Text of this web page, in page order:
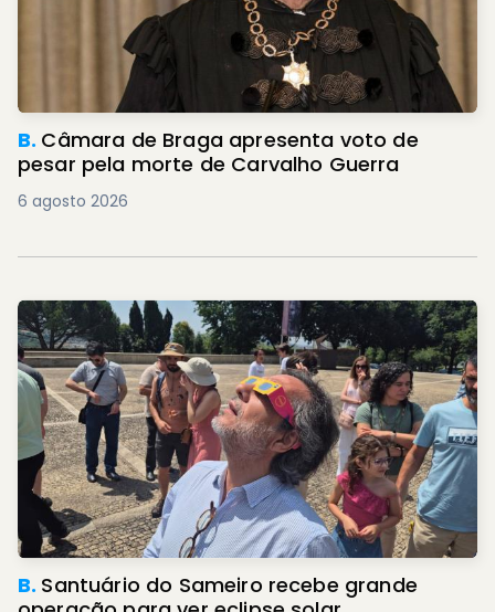
B. Câmara de Braga apresenta voto de
pesar pela morte de Carvalho Guerra
6 agosto 2026
B. Santuário do Sameiro recebe grande